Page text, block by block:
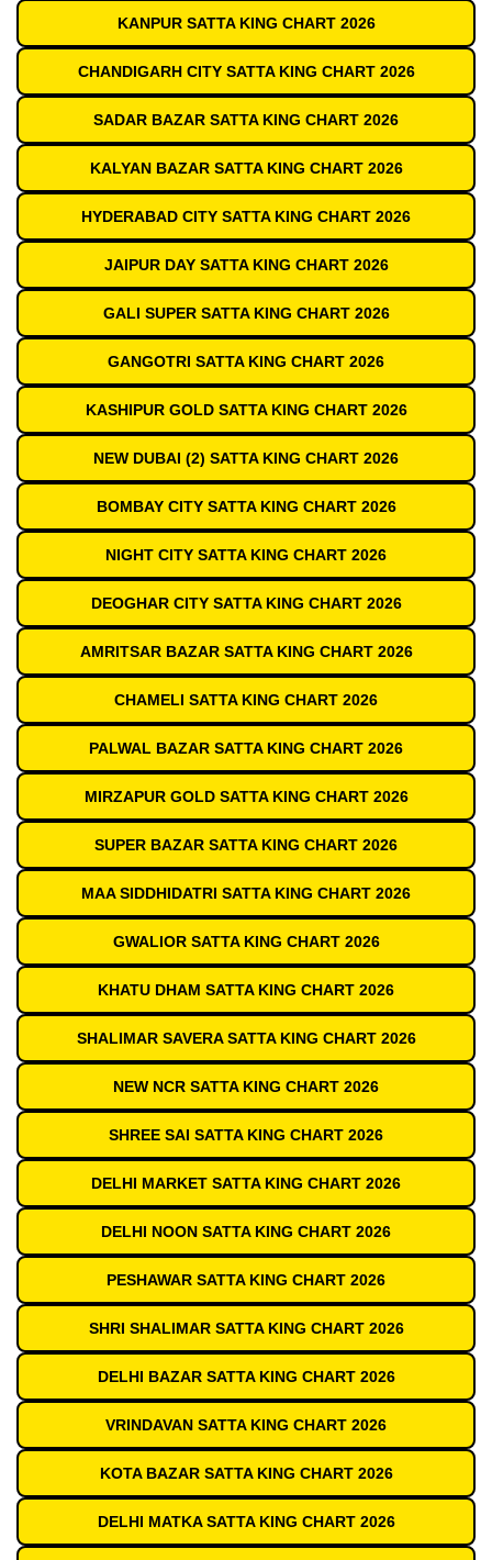
KANPUR SATTA KING CHART 2026
CHANDIGARH CITY SATTA KING CHART 2026
SADAR BAZAR SATTA KING CHART 2026
KALYAN BAZAR SATTA KING CHART 2026
HYDERABAD CITY SATTA KING CHART 2026
JAIPUR DAY SATTA KING CHART 2026
GALI SUPER SATTA KING CHART 2026
GANGOTRI SATTA KING CHART 2026
KASHIPUR GOLD SATTA KING CHART 2026
NEW DUBAI (2) SATTA KING CHART 2026
BOMBAY CITY SATTA KING CHART 2026
NIGHT CITY SATTA KING CHART 2026
DEOGHAR CITY SATTA KING CHART 2026
AMRITSAR BAZAR SATTA KING CHART 2026
CHAMELI SATTA KING CHART 2026
PALWAL BAZAR SATTA KING CHART 2026
MIRZAPUR GOLD SATTA KING CHART 2026
SUPER BAZAR SATTA KING CHART 2026
MAA SIDDHIDATRI SATTA KING CHART 2026
GWALIOR SATTA KING CHART 2026
KHATU DHAM SATTA KING CHART 2026
SHALIMAR SAVERA SATTA KING CHART 2026
NEW NCR SATTA KING CHART 2026
SHREE SAI SATTA KING CHART 2026
DELHI MARKET SATTA KING CHART 2026
DELHI NOON SATTA KING CHART 2026
PESHAWAR SATTA KING CHART 2026
SHRI SHALIMAR SATTA KING CHART 2026
DELHI BAZAR SATTA KING CHART 2026
VRINDAVAN SATTA KING CHART 2026
KOTA BAZAR SATTA KING CHART 2026
DELHI MATKA SATTA KING CHART 2026